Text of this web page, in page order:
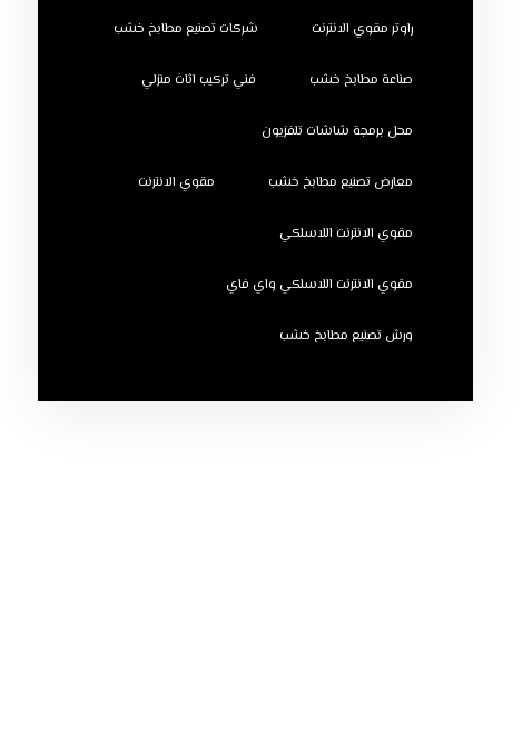
راوتر مقوي الانترنت شركات تصنيع مطابخ خشب
صناعة مطابخ خشب فني تركيب اثاث منزلي
محل برمجة شاشات تلفزيون
معارض تصنيع مطابخ خشب مقوي الانترنت
مقوي الانترنت اللاسلكي
مقوي الانترنت اللاسلكي واي فاي
ورش تصنيع مطابخ خشب